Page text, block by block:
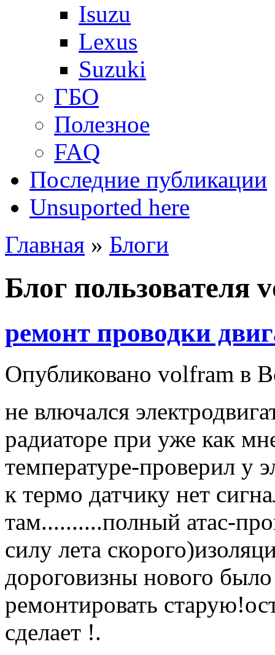
Isuzu
Lexus
Suzuki
ГБО
Полезное
FAQ
Последние публикации
Unsuported here
Главная » Блоги
Блог пользователя
ремонт проводки
Опубликовано volfram в
не влючался
радиаторе при уже как
температуре-проверил у
к термо датчику нет
там..........полный атас-
силу лета
дороговизны нового
ремонтировать
сделает !.